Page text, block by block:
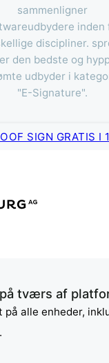
sammenligner
inden
discipliner.
den bedste og
udbyder i
"E-Signature".
SIGN GRATIS I
tværs af
på alle enheder,